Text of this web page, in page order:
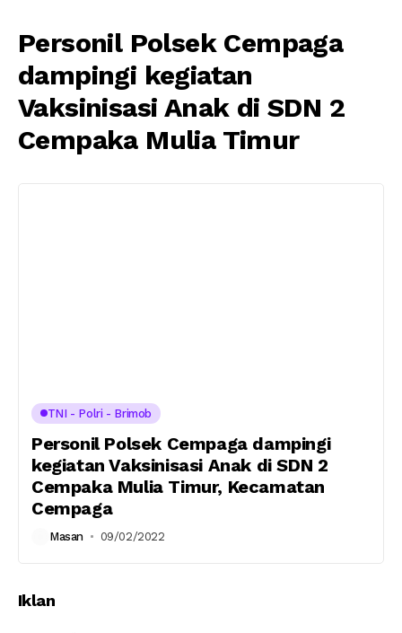
Personil Polsek Cempaga
dampingi kegiatan
Vaksinisasi Anak di SDN 2
Cempaka Mulia Timur
TNI - Polri - Brimob
Personil Polsek Cempaga dampingi
kegiatan Vaksinisasi Anak di SDN 2
Cempaka Mulia Timur, Kecamatan
Cempaga
Masan 09/02/2022
Iklan